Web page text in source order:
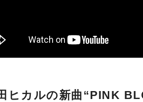
ヒカルの新曲“PINK